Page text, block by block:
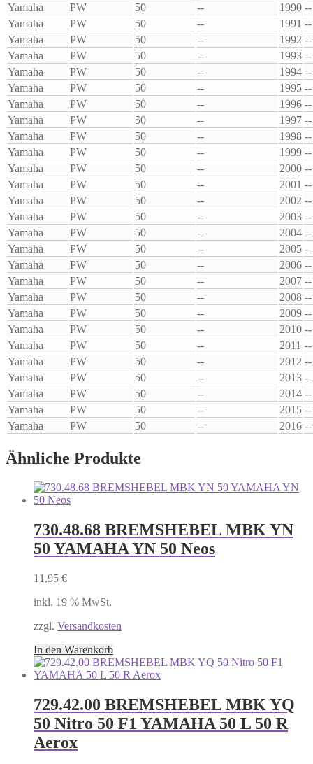
Yamaha
PW 50 -- 1990 --
Yamaha
PW 50 -- 1991 --
Yamaha
PW 50 -- 1992 --
Yamaha
PW 50 -- 1993 --
Yamaha
PW 50 -- 1994 --
Yamaha
PW 50 -- 1995 --
Yamaha
PW 50 -- 1996 --
Yamaha
PW 50 -- 1997 --
Yamaha
PW 50 -- 1998 --
Yamaha
PW 50 -- 1999 --
Yamaha
PW 50 -- 2000 --
Yamaha
PW 50 -- 2001 --
Yamaha
PW 50 -- 2002 --
Yamaha
PW 50 -- 2003 --
Yamaha
PW 50 -- 2004 --
Yamaha
PW 50 -- 2005 --
Yamaha
PW 50 -- 2006 --
Yamaha
PW 50 -- 2007 --
Yamaha
PW 50 -- 2008 --
Yamaha
PW 50 -- 2009 --
Yamaha
PW 50 -- 2010 --
Yamaha
PW 50 -- 2011 --
Yamaha
PW 50 -- 2012 --
Yamaha
PW 50 -- 2013 --
Yamaha
PW 50 -- 2014 --
Yamaha
PW 50 -- 2015 --
Yamaha
PW 50 -- 2016 --
Ähnliche Produkte
730.48.68 BREMSHEBEL MBK YN
50 YAMAHA YN 50 Neos
11,95 €
inkl. 19 % MwSt.
zzgl. Versandkosten
In den Warenkorb
729.42.00 BREMSHEBEL MBK YQ
50 Nitro 50 F1 YAMAHA 50 L 50 R
Aerox